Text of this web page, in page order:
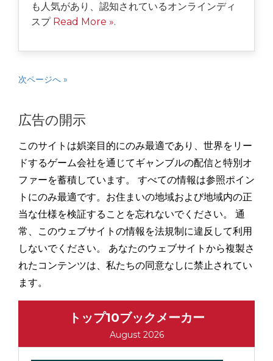
も人気があり、認知されているオンラインディ
スプ Read More ».
次ページへ »
広告の開示
このサイトは娯楽目的にのみ最適であり、世界をリー
ドするゲーム会社を通じてギャンブルの配信と特別オ
ファーを蓄積しています。 すべての情報は参照ポイン
トにのみ最適です。お住まいの地域および地域内の正
当な仕様を検証することを忘れないでください。 通
常、このウェブサイトの情報を法規制に違反して利用
しないでください。 あなたのウェブサイトから複製さ
れたコンテンツは、私たちの同意なしに禁止されてい
ます。
トップ10ブックメーカー
August 2026